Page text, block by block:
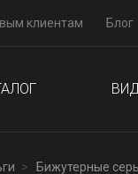
клиентам Блог
Бижутерные